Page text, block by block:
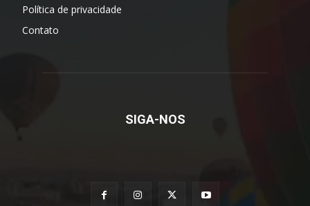
Política de privacidade
Contato
SIGA-NOS